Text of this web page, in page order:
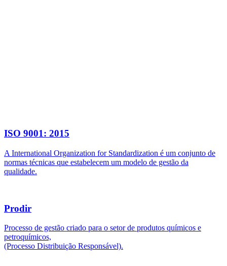
ISO 9001: 2015
A International Organization for Standardization é um conjunto de
normas técnicas que estabelecem um modelo de gestão da
qualidade.
Prodir
Processo de gestão criado para o setor de produtos químicos e
petroquímicos,
(Processo Distribuição Responsável).